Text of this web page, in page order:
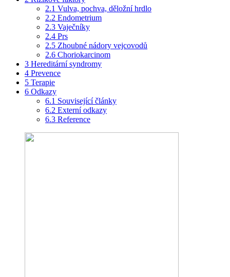
2.1 Vulva, pochva, děložní hrdlo
2.2 Endometrium
2.3 Vaječníky
2.4 Prs
2.5 Zhoubné nádory vejcovodů
2.6 Choriokarcinom
3 Hereditární syndromy
4 Prevence
5 Terapie
6 Odkazy
6.1 Související články
6.2 Externí odkazy
6.3 Reference